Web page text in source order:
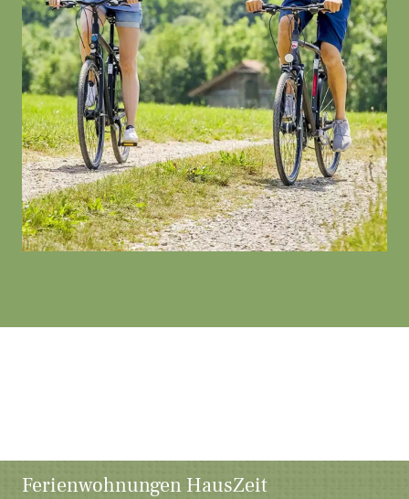
Ferienwohnungen HausZeit